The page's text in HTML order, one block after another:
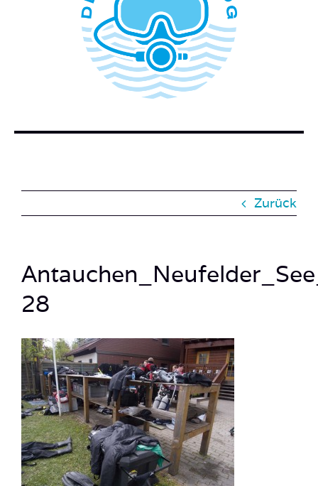
WER STECKT HINTER DEM TAUCHERBLOG?
BUCH BESTELLEN
Zurück
28